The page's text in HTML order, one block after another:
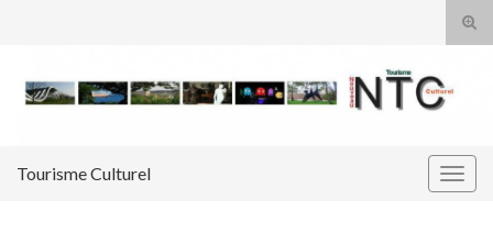
Tourisme Culturel